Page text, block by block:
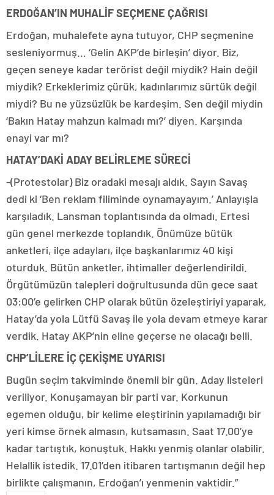
ERDOĞAN’IN MUHALİF SEÇMENE ÇAĞRISI
Erdoğan, muhalefete ayna tutuyor, CHP seçmenine
sesleniyormuş… ‘Gelin AKP’de birleşin’ diyor. Biz,
geçen seneye kadar terörist değil miydik? Hain değil
miydik? Erkeklerimiz çürük, kadınlarımız sürtük değil
miydi? Bu ne yüzsüzlük be kardeşim. Sen değil miydin
‘Bakın Hatay mahzun kalmadı mı?’ diyen. Karşında
enayi var mı?
HATAY’DAKİ ADAY BELİRLEME SÜRECİ
-(Protestolar) Biz oradaki mesajı aldık. Sayın Savaş
dedi ki ‘Ben reklam filiminde oynamayayım.’ Anlayışla
karşıladık. Lansman toplantısında da olmadı. Ertesi
gün genel merkezde toplandık. Önümüze bütük
anketleri, ilçe adayları, ilçe başkanlarımız 40 kişi
oturduk. Bütün anketler, ihtimaller değerlendirildi.
Örgütümüzün talepleri doğrultusunda dün gece saat
03:00’e gelirken CHP olarak bütün özeleştiriyi yaparak,
Hatay’da yola Lütfü Savaş ile yola devam etmeye karar
verdik. Hatay AKP’nin eline geçerse ne olacağı belli.
CHP’LİLERE İÇ ÇEKİŞME UYARISI
Bugün seçim takviminde önemli bir gün. Aday listeleri
veriliyor. Konuşamayan bir parti var. Korkunun
egemen olduğu, bir kelime eleştirinin yapılamadığı bir
yeri kimse örnek almasın, kutsamasın. Saat 17.00’ye
kadar tartıştık, konuştuk. Hakkı yenmiş olanlar olabilir.
Helallik istedik. 17.01’den itibaren tartışmanın değil hep
birlikte çalışmanın, Erdoğan’ı yenmenin vaktidir.”